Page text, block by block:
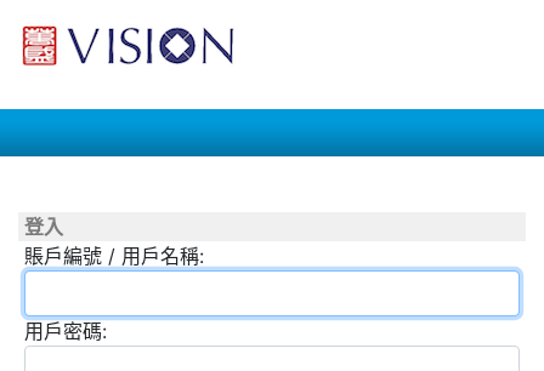
登入
賬戶編號 / 用戶名稱:
用戶密碼: